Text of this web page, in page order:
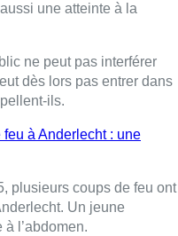
une atteinte à la
ne peut pas interférer
dès lors pas entrer dans
ils.
à Anderlecht : une
plusieurs coups de feu ont
Un jeune
l’abdomen.